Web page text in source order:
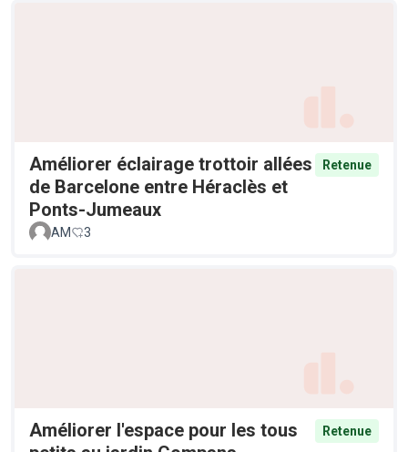
Améliorer éclairage trottoir allées
de Barcelone entre Héraclès et
Ponts-Jumeaux
Retenue
AM 3
Améliorer l'espace pour les tous
Retenue